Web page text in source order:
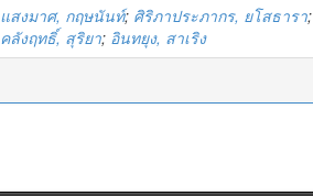
แสงมาศ, กฤษนันท์; ศิริภาประภากร, ยโสธารา;
คลังฤทธิ์, สุริยา; อินทยุง, สาเริง